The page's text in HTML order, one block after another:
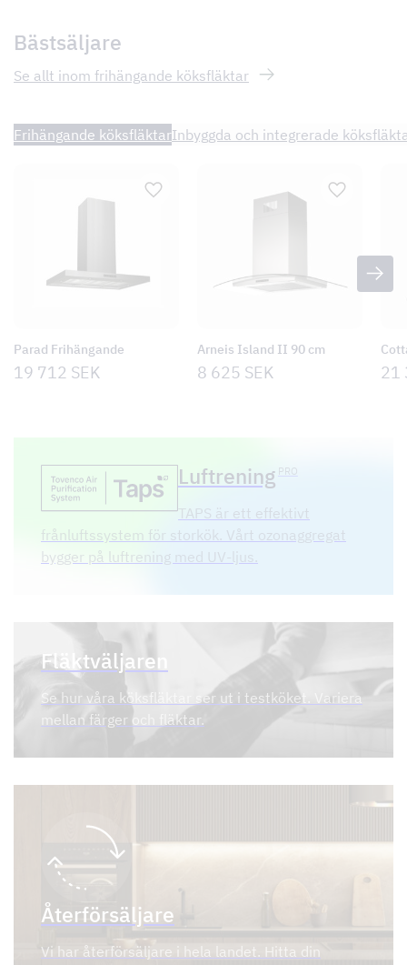
Bästsäljare
Se allt inom frihängande köksfläktar
Frihängande köksfläktarInbyggda och integrerade
Parad Frihängande
19 712 SEK
Arneis Island II 90 cm
8 625 SEK 21
Luftrening PRO
TAPS är ett effektivt
frånluftssystem för storkök. Vårt ozonaggregat
bygger på luftrening med UV-ljus.
Fläktväljaren
Se hur våra köksfläktar ser ut i testköket. Variera
mellan färger och fläktar.
Återförsäljare
Vi har återförsäljare i hela landet. Hitta din